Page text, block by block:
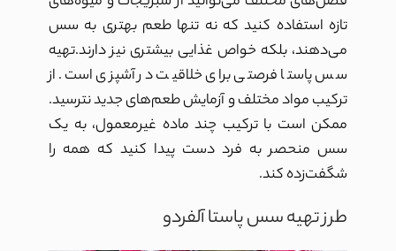
تازه استفاده کنید که نه تنها طعم بهتری به سس
می‌دهند، بلکه خواص غذایی بیشتری نیز دارند.تهیه
سس پاستا فرصتی برای خلاقیت در آشپزی است. از
ترکیب مواد مختلف و آزمایش طعم‌های جدید نترسید.
ممکن است با ترکیب چند ماده غیرمعمول، به یک
سس منحصر به فرد دست پیدا کنید که همه را
شگفت‌زده کند.
طرز تهیه سس پاستا آلفردو